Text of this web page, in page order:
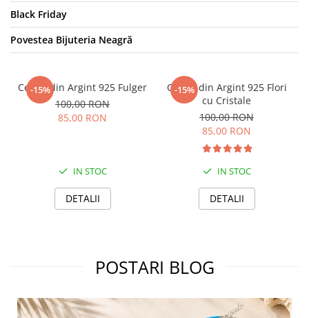
Black Friday
Povestea Bijuteria Neagră
-15%
Cercei din Argint 925 Fulger
100,00 RON
85,00 RON
IN STOC
DETALII
-15%
Cercei din Argint 925 Flori
cu Cristale
100,00 RON
85,00 RON
IN STOC
DETALII
POSTARI BLOG